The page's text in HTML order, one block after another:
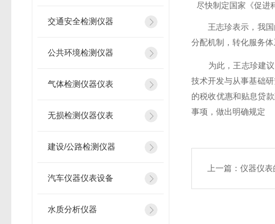
交通安全检测仪器
公共环境检测仪器
气体检测仪器仪表
无损检测仪器仪表
建设/公路检测仪器
汽车仪器仪表设备
水质分析仪器
尽快制定国家《促进
王志珍表示，我国的
分配机制，转化服务
为此，王志珍建议
技术开发与从事基础
的税收优惠和贴息贷
事项，做出明确规定
上一篇：仪器仪表